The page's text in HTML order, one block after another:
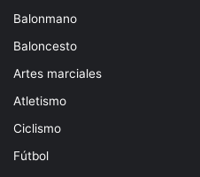
Balonmano
Baloncesto
Artes marciales
Atletismo
Ciclismo
Fútbol